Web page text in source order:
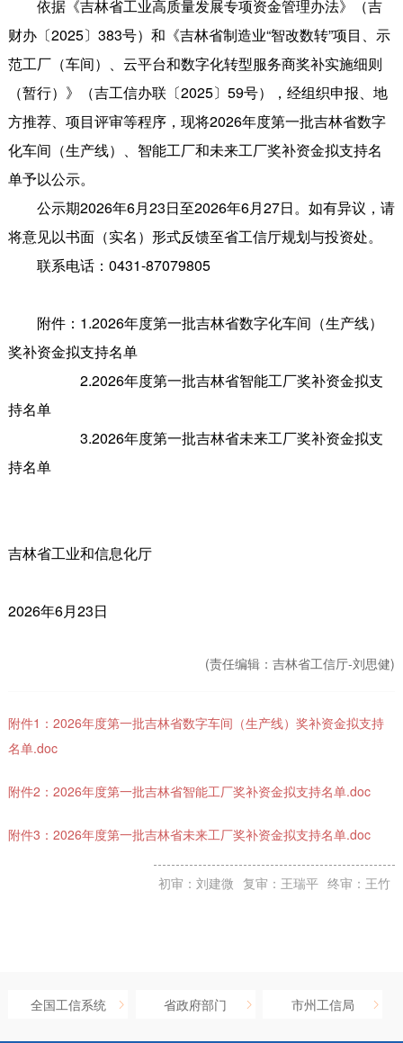
依据《吉林省工业高质量发展专项资金管理办法》（吉
财办〔2025〕383号）和《吉林省制造业“智改数转”项目、示
范工厂（车间）、云平台和数字化转型服务商奖补实施细则
（暂行）》（吉工信办联〔2025〕59号），经组织申报、地
方推荐、项目评审等程序，现将2026年度第一批吉林省数字
化车间（生产线）、智能工厂和未来工厂奖补资金拟支持名
单予以公示。
公示期2026年6月23日至2026年6月27日。如有异议，请
将意见以书面（实名）形式反馈至省工信厅规划与投资处。
联系电话：0431-87079805
附件：1.2026年度第一批吉林省数字化车间（生产线）
奖补资金拟支持名单
2.2026年度第一批吉林省智能工厂奖补资金拟支
持名单
3.2026年度第一批吉林省未来工厂奖补资金拟支
持名单
吉林省工业和信息化厅
2026年6月23日
(责任编辑：吉林省工信厅-刘思健)
附件1：2026年度第一批吉林省数字车间（生产线）奖补资金拟支持
名单.doc
附件2：2026年度第一批吉林省智能工厂奖补资金拟支持名单.doc
附件3：2026年度第一批吉林省未来工厂奖补资金拟支持名单.doc
初审：刘建微 复审：王瑞平 终审：王竹
全国工信系统 省政府部门 市州工信局